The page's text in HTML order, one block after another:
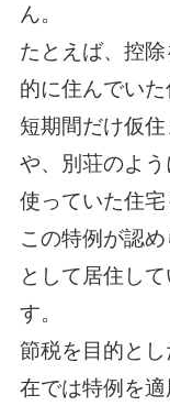
ん。
たとえば、控
的に住んでいた
短期間だけ仮
や、別荘のよ
使っていた住宅
この特例が認
として居住し
す。
節税を目的と
在では特例を適